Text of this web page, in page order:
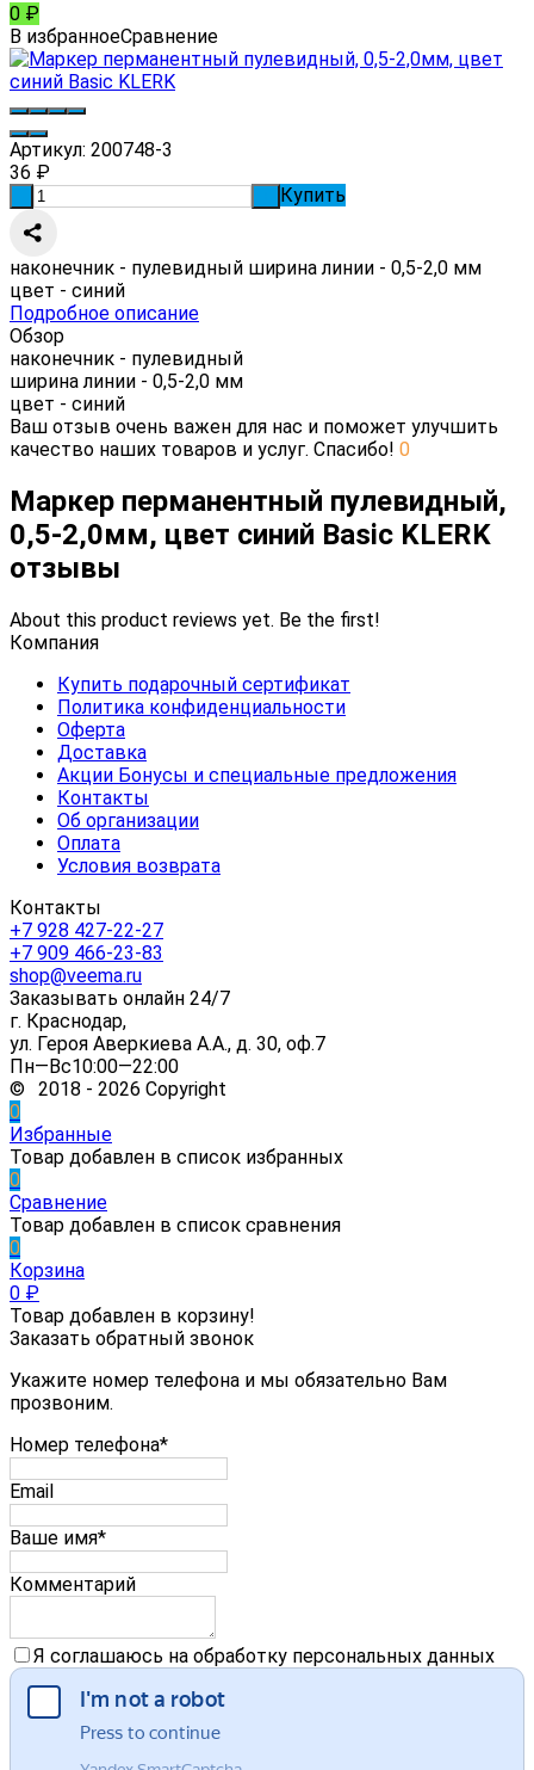
0 ₽
В избранноеСравнение
Артикул: 200748-3
36 ₽
Купить
наконечник - пулевидный ширина линии - 0,5-2,0 мм
цвет - синий
Подробное описание
Обзор
наконечник - пулевидный
ширина линии - 0,5-2,0 мм
цвет - синий
Ваш отзыв очень важен для нас и поможет улучшить
качество наших товаров и услуг. Спасибо! 0
Маркер перманентный пулевидный,
0,5-2,0мм, цвет синий Basic KLERK
отзывы
About this product reviews yet. Be the first!
Компания
Купить подарочный сертификат
Политика конфиденциальности
Оферта
Доставка
Акции Бонусы и специальные предложения
Контакты
Об организации
Оплата
Условия возврата
Контакты
+7 928 427-22-27
+7 909 466-23-83
shop@veema.ru
Заказывать онлайн 24/7
г. Краснодар,
ул. Героя Аверкиева А.А., д. 30, оф.7
Пн—Вс10:00—22:00
© 2018 - 2026 Copyright
0
Избранные
Товар добавлен в список избранных
0
Сравнение
Товар добавлен в список сравнения
0
Корзина
0 ₽
Товар добавлен в корзину!
Заказать обратный звонок
Укажите номер телефона и мы обязательно Вам
прозвоним.
Номер телефона*
Email
Ваше имя*
Комментарий
Я соглашаюсь на обработку персональных данных